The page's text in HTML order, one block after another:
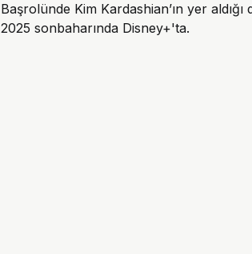
Başrolünde Kim Kardashian’ın yer aldığı
2025 sonbaharında Disney+'ta.